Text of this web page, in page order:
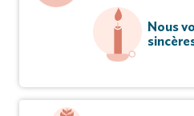
Nous